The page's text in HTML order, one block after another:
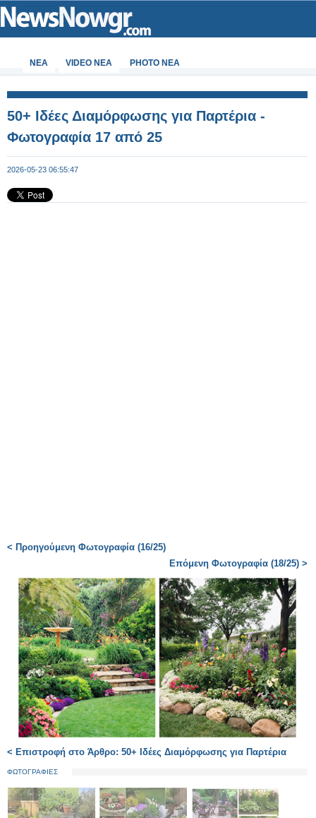
ΝΕΑ VIDEO NEA PHOTO NEA
50+ Ιδέες Διαμόρφωσης για Παρτέρια -
Φωτογραφία 17 από 25
2026-05-23 06:55:47
< Προηγούμενη Φωτογραφία (16/25)
Επόμενη Φωτογραφία (18/25) >
< Επιστροφή στο Άρθρο: 50+ Ιδέες Διαμόρφωσης για Παρτέρια
ΦΩΤΟΓΡΑΦΙΕΣ